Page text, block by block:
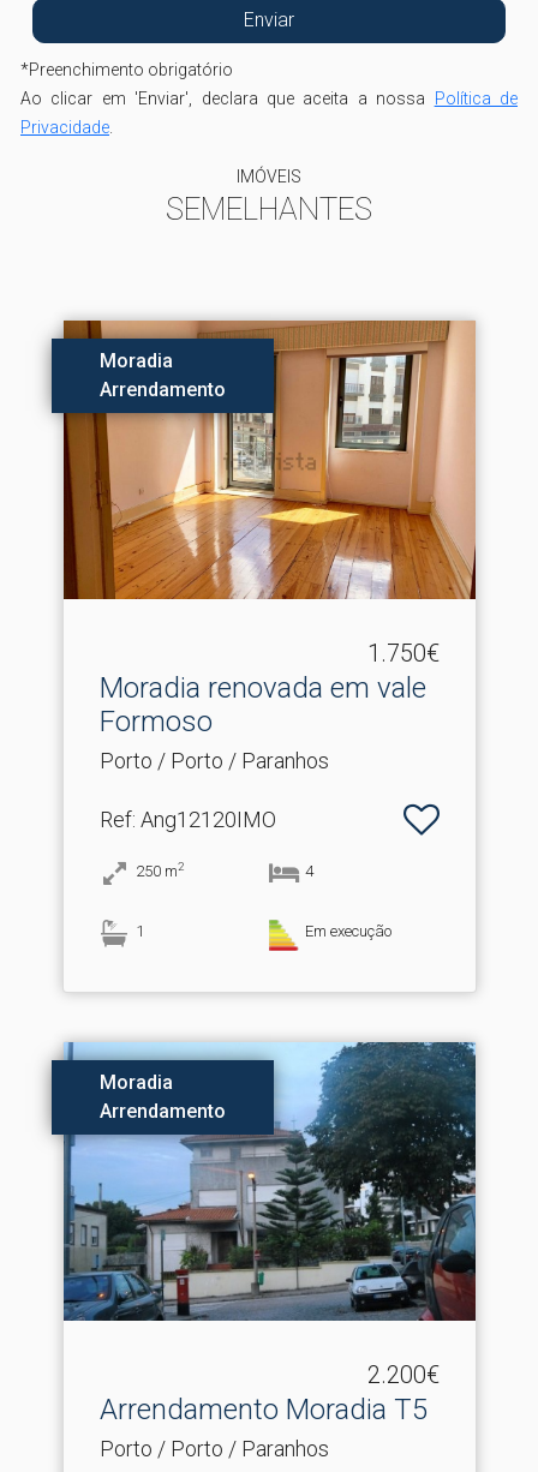
*Preenchimento obrigatório
Ao clicar em 'Enviar', declara que aceita a nossa Política de
Privacidade
IMÓVEIS
SEMELHANTES
Moradia
Arrendamento
1.750€
Moradia renovada em vale
Formoso
Porto / Porto / Paranhos
Ref: Ang12120IMO
250 m2 4
1 Em execução
Moradia
Arrendamento
2.200€
Arrendamento Moradia T5
Porto / Porto / Paranhos